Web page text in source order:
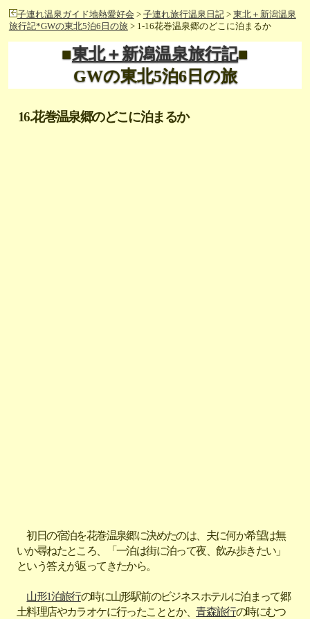
子連れ温泉ガイド地熱愛好会 > 子連れ旅行温泉日記> 東北＋新潟温泉
旅行記*GWの東北5泊6日の旅> 1-16花巻温泉郷のどこに泊まるか
■東北＋新潟温泉旅行記■
GWの東北5泊6日の旅
16.花巻温泉郷のどこに泊まるか
初日の宿泊を花巻温泉郷に決めたのは、夫に何か希望は無
いか尋ねたところ、「一泊は街に泊って夜、飲み歩きたい」
という答えが返ってきたから。
山形1泊旅行の時に山形駅前のビジネスホテルに泊まって郷
土料理店やカラオケに行ったこととか、青森旅行の時にむつ